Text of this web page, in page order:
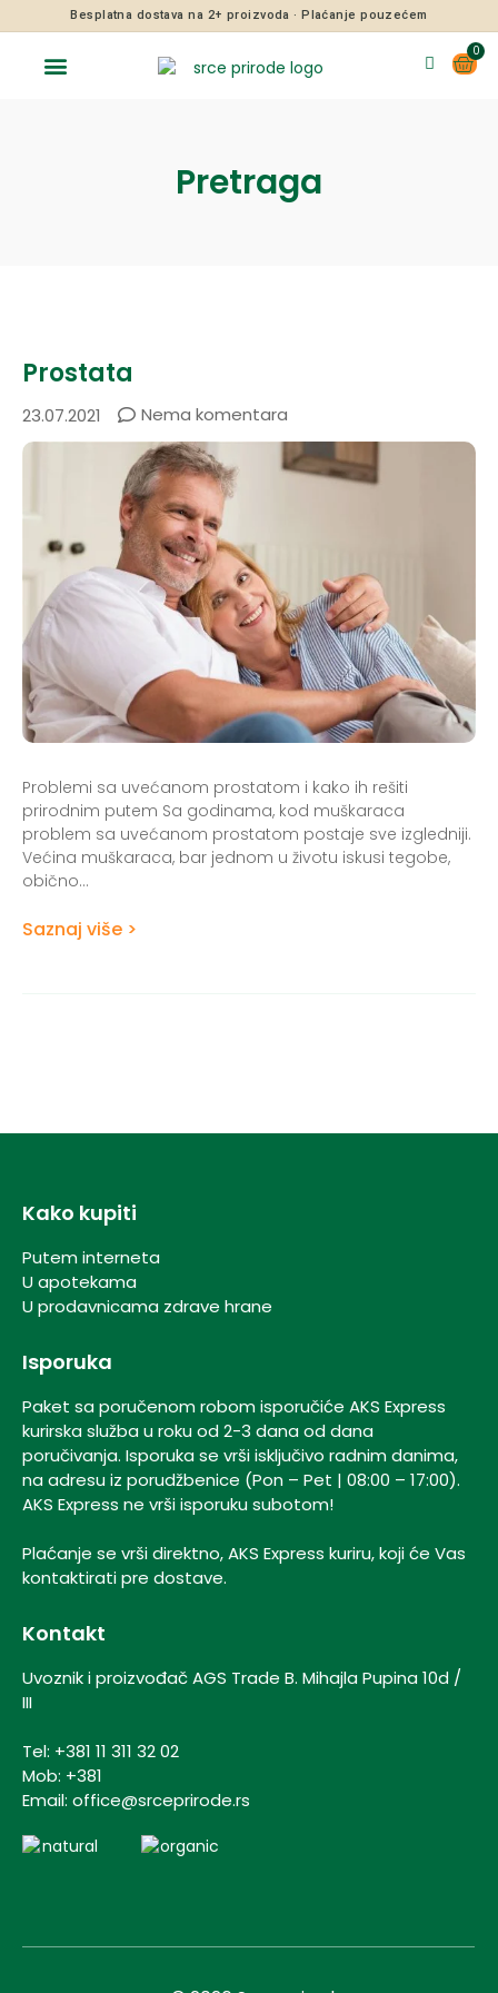
Besplatna dostava na 2+ proizvoda · Plaćanje pouzećem
0
Pretraga
Prostata
23.07.2021 Nema komentara
Problemi sa uvećanom prostatom i kako ih rešiti
prirodnim putem Sa godinama, kod muškaraca
problem sa uvećanom prostatom postaje sve izgledniji.
Većina muškaraca, bar jednom u životu iskusi tegobe,
obično...
Saznaj više >
Kako kupiti
Putem interneta
U apotekama
U prodavnicama zdrave hrane
Isporuka
Paket sa poručenom robom isporučiće AKS Express
kurirska služba u roku od 2-3 dana od dana
poručivanja. Isporuka se vrši isključivo radnim danima,
na adresu iz porudžbenice (Pon – Pet | 08:00 – 17:00).
AKS Express ne vrši isporuku subotom!
Plaćanje se vrši direktno, AKS Express kuriru, koji će Vas
kontaktirati pre dostave.
Kontakt
Uvoznik i proizvođač AGS Trade B. Mihajla Pupina 10d /
III
Tel: +381 11 311 32 02
Mob: +381
Email: office@srceprirode.rs